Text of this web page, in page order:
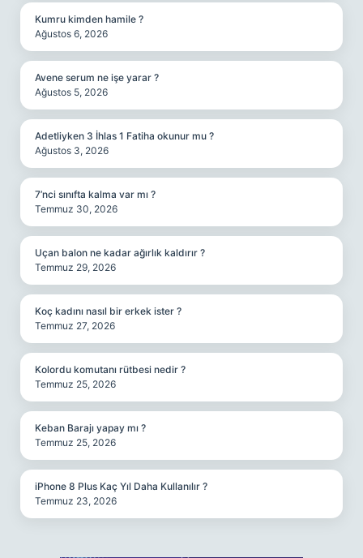
Kumru kimden hamile ?
Ağustos 6, 2026
Avene serum ne işe yarar ?
Ağustos 5, 2026
Adetliyken 3 İhlas 1 Fatiha okunur mu ?
Ağustos 3, 2026
7’nci sınıfta kalma var mı ?
Temmuz 30, 2026
Uçan balon ne kadar ağırlık kaldırır ?
Temmuz 29, 2026
Koç kadını nasıl bir erkek ister ?
Temmuz 27, 2026
Kolordu komutanı rütbesi nedir ?
Temmuz 25, 2026
Keban Barajı yapay mı ?
Temmuz 25, 2026
iPhone 8 Plus Kaç Yıl Daha Kullanılır ?
Temmuz 23, 2026